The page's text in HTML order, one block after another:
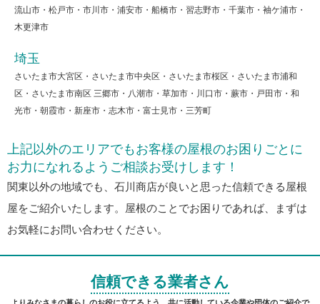
流山市・松戸市・市川市・浦安市・船橋市・習志野市・千葉市・袖ケ浦市・
木更津市
埼玉
さいたま市大宮区・さいたま市中央区・さいたま市桜区・さいたま市浦和
区・さいたま市南区 三郷市・八潮市・草加市・川口市・蕨市・戸田市・和
光市・朝霞市・新座市・志木市・富士見市・三芳町
上記以外のエリアでもお客様の屋根のお困りごとに
お力になれるようご相談お受けします！
関東以外の地域でも、石川商店が良いと思った信頼できる屋根
屋をご紹介いたします。屋根のことでお困りであれば、まずは
お気軽にお問い合わせください。
信頼できる業者さん